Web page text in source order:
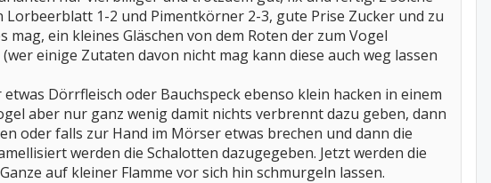
1-2 und Pimentkörner 2-3, gute Prise Zucker und zu
ein kleines Gläschen von dem Roten der zum Vogel
einige Zutaten davon nicht mag kann diese auch weg lassen
Dörrfleisch oder Bauchspeck ebenso klein hacken in einem
aber nur ganz wenig damit nichts verbrennt dazu geben, dann
oder falls zur Hand im Mörser etwas brechen und dann die
werden die Schalotten dazugegeben. Jetzt werden die
auf kleiner Flamme vor sich hin schmurgeln lassen.